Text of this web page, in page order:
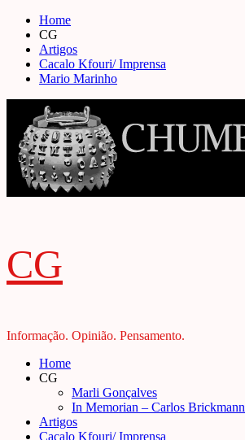
Skip
content
Home
CG
Artigos
Cacalo Kfouri/ Imprensa
Mario Marinho
CG
Informação. Opinião. Pensamento.
Primary
Menu
Home
CG
Marli Gonçalves
In Memorian – Carlos Brickmann
Artigos
Cacalo Kfouri/ Imprensa